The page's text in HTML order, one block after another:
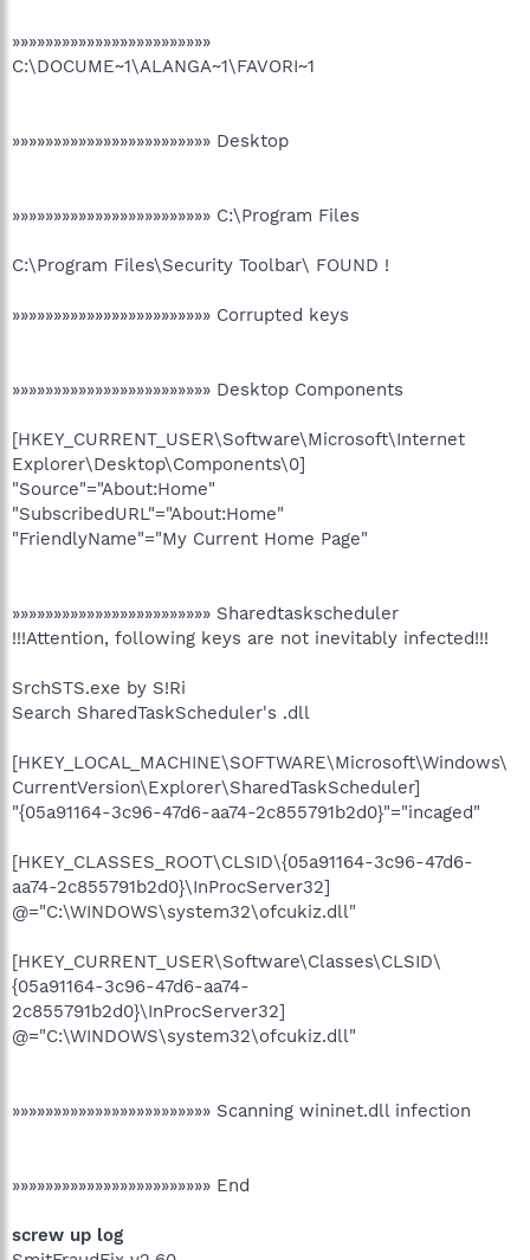
»»»»»»»»»»»»»»»»»»»»»»»»
C:\DOCUME~1\ALANGA~1\FAVORI~1
»»»»»»»»»»»»»»»»»»»»»»»» Desktop
»»»»»»»»»»»»»»»»»»»»»»»» C:\Program Files
C:\Program Files\Security Toolbar\ FOUND !
»»»»»»»»»»»»»»»»»»»»»»»» Corrupted keys
»»»»»»»»»»»»»»»»»»»»»»»» Desktop Components
[HKEY_CURRENT_USER\Software\Microsoft\Internet
Explorer\Desktop\Components\0]
"Source"="About:Home"
"SubscribedURL"="About:Home"
"FriendlyName"="My Current Home Page"
»»»»»»»»»»»»»»»»»»»»»»»» Sharedtaskscheduler
!!!Attention, following keys are not inevitably infected!!!
SrchSTS.exe by S!Ri
Search SharedTaskScheduler's .dll
[HKEY_LOCAL_MACHINE\SOFTWARE\Microsoft\Windows\
CurrentVersion\Explorer\SharedTaskScheduler]
"{05a91164-3c96-47d6-aa74-2c855791b2d0}"="incaged"
[HKEY_CLASSES_ROOT\CLSID\{05a91164-3c96-47d6-
aa74-2c855791b2d0}\InProcServer32]
@="C:\WINDOWS\system32\ofcukiz.dll"
[HKEY_CURRENT_USER\Software\Classes\CLSID\
{05a91164-3c96-47d6-aa74-
2c855791b2d0}\InProcServer32]
@="C:\WINDOWS\system32\ofcukiz.dll"
»»»»»»»»»»»»»»»»»»»»»»»» Scanning wininet.dll infection
»»»»»»»»»»»»»»»»»»»»»»»» End
screw up log